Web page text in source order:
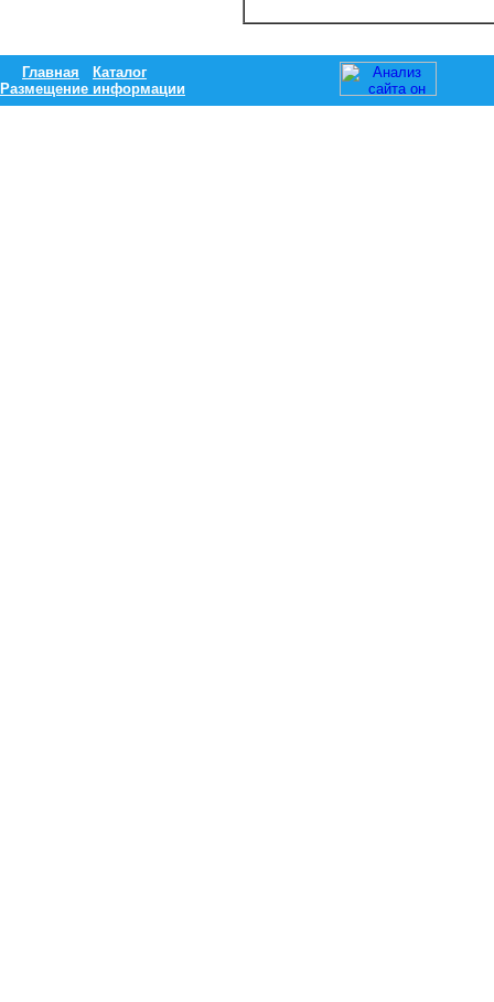
Главная
Каталог
Размещение информации